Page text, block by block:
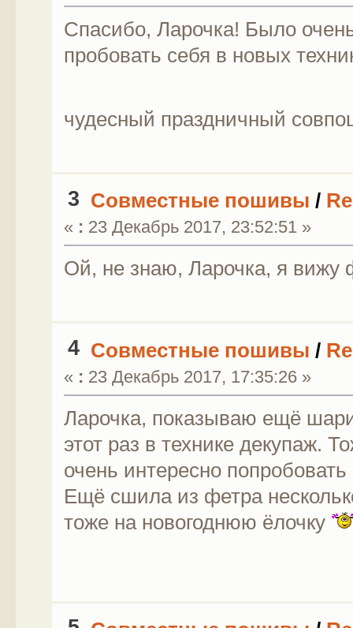
Спасибо, Ларочка! Было
пробовать себя в новых
чудесный праздничный
3 Совместные пошивы /
« : 23 Декабрь 2017, 23:52:51 »
Ой, не знаю, Ларочка, я вижу
4 Совместные пошивы /
« : 23 Декабрь 2017, 17:35:26 »
Ларочка, показываю ещё
этот раз в технике декупаж.
очень интересно попробовать
Ещё сшила из фетра
тоже на новогоднюю ёлочку